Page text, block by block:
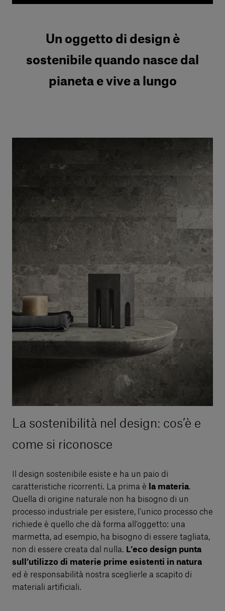
Un oggetto di design è
sostenibile quando nasce dal
pianeta e vive a lungo
La sostenibilità nel design: cos’è e
come si riconosce
Il design sostenibile esiste e ha un paio di
caratteristiche ricorrenti. La prima è
la materia.
Quella di origine naturale non ha bisogno di un
processo industriale per esistere, l’unico processo che
richiede è quello che dà forma all’oggetto: una
marmetta, ad esempio, ha bisogno di essere tagliata,
non di essere creata dal nulla. L’eco design punta
sull’utilizzo di materie prime esistenti in natura
ed è responsabilità nostra sceglierle a scapito di
materiali artificiali.